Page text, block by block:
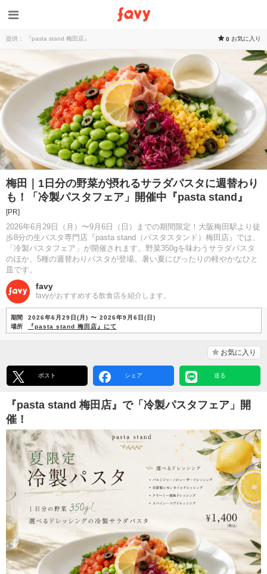
提供： 『pasta stand 梅田店』 0 お気に入り
梅田｜1日分の野菜が摂れるサラダパスタに週替わり
も！「冷製パスタフェア」開催中『pasta stand』
[PR]
2026年6月29日（月）〜9月6日（日）までの期間限定！大阪梅田駅より徒
歩8分の生パスタ専門店『pasta stand（パスタスタンド）梅田店』では、
「冷製パスタフェア」が開催されます。野菜350gを味わうサラダパスタ
のほか、5種の週替わりパスタが登場。暑い夏にぴったりの軽やかなひと
皿です。
favy
favyがおすすめする飲食店を紹介します。
期間
2026年6月29日(月) 〜 2026年9月6日(日)
場所
『pasta stand 梅田店』にて
お気に入り
ポスト シェア 送る
『pasta stand 梅田店』で「冷製パスタフェア」開
催！